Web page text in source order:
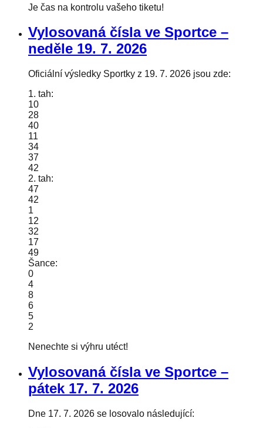
Je čas na kontrolu vašeho tiketu!
Vylosovaná čísla ve Sportce –
neděle 19. 7. 2026
Oficiální výsledky Sportky z 19. 7. 2026 jsou zde:
1. tah:
10
28
40
11
34
37
42
2. tah:
47
42
1
12
32
17
49
Šance:
0
4
8
6
5
2
Nenechte si výhru utéct!
Vylosovaná čísla ve Sportce –
pátek 17. 7. 2026
Dne 17. 7. 2026 se losovalo následující: